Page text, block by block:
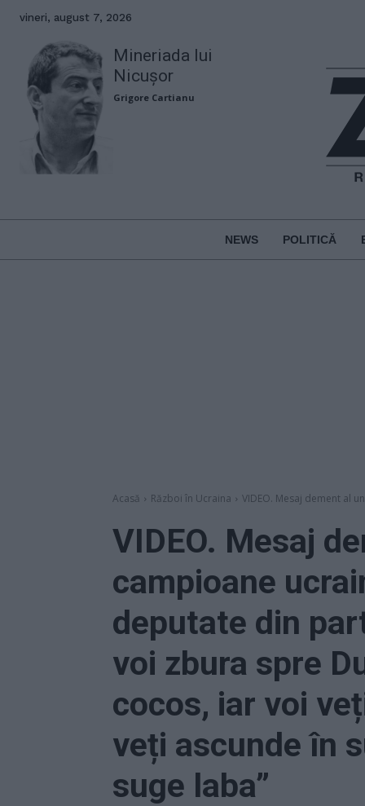
vineri, august 7, 2026
Mineriada lui
Nicușor
Grigore Cartianu
NEWS POLITICĂ
Acasă Război în Ucraina VIDEO. Mesaj dement al
VIDEO. Mesaj
campioane
deputate din
voi zbura spre
cocos, iar voi
veți ascunde în
suge laba”